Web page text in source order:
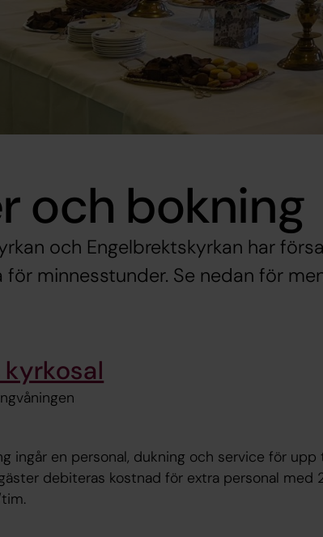
och bokning
och Engelbrektskyrkan har
minnesstunder. Se nedan för
ingår en personal, dukning och service för upp
debiteras kostnad för extra personal med